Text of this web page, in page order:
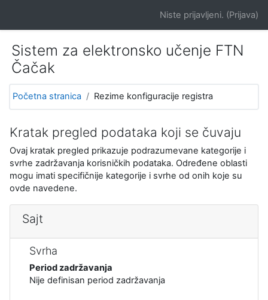
Niste prijavljeni. (Prijava)
Sistem za elektronsko učenje FTN
Čačak
Početna stranica Rezime konfiguracije registra
Kratak pregled podataka koji se čuvaju
Ovaj kratak pregled prikazuje podrazumevane kategorije i
svrhe zadržavanja korisničkih podataka. Određene oblasti
mogu imati specifičnije kategorije i svrhe od onih koje su
ovde navedene.
Sajt
Svrha
Period zadržavanja
Nije definisan period zadržavanja